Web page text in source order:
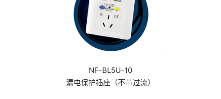
NF-BL5U-10
漏电保护插座（不带过流）